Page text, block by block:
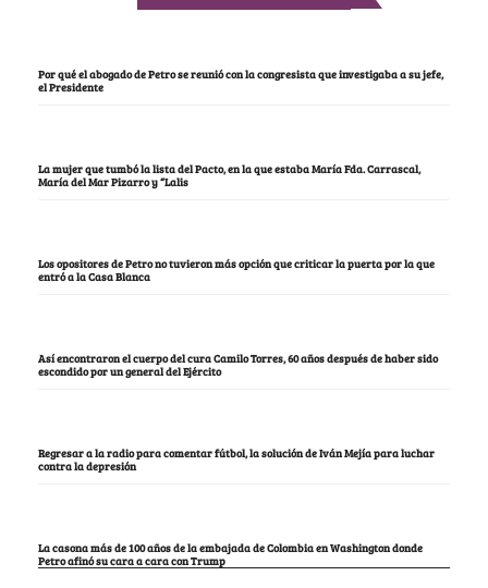
Por qué el abogado de Petro se reunió con la congresista que investigaba a su jefe,
el Presidente
La mujer que tumbó la lista del Pacto, en la que estaba María Fda. Carrascal,
María del Mar Pizarro y “Lalis
Los opositores de Petro no tuvieron más opción que criticar la puerta por la que
entró a la Casa Blanca
Así encontraron el cuerpo del cura Camilo Torres, 60 años después de haber sido
escondido por un general del Ejército
Regresar a la radio para comentar fútbol, la solución de Iván Mejía para luchar
contra la depresión
La casona más de 100 años de la embajada de Colombia en Washington donde
Petro afinó su cara a cara con Trump